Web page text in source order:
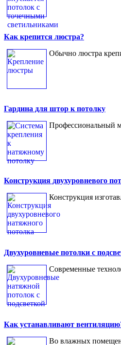
Как крепится люстра?
Обычно люстра
Гардина для штор к потолку
Профессиональный
Конструкция двухуровневого
Конструкция
Двухуровневые потолки с
Современные
Как устанавливают
Во влажных